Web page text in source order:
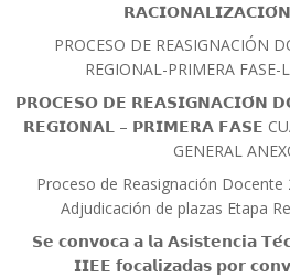
PROCESO DE REASIGNACIÓN
REGIONAL-PRIMERA FASE-
𝗣𝗥𝗢𝗖𝗘𝗦𝗢 𝗗𝗘 𝗥𝗘𝗔𝗦𝗜𝗚𝗡𝗔𝗖𝗜𝗢́𝗡
𝗥𝗘𝗚𝗜𝗢𝗡𝗔𝗟 – 𝗣𝗥𝗜𝗠𝗘𝗥𝗔 𝗙𝗔𝗦𝗘
GENERAL
Proceso de Reasignación
Adjudicación de plazas Etapa
𝗦𝗲 𝗰𝗼𝗻𝘃𝗼𝗰𝗮 𝗮 𝗹𝗮 𝗔𝘀𝗶𝘀𝘁𝗲𝗻𝗰𝗶𝗮
𝗜𝗜𝗘𝗘 𝗳𝗼𝗰𝗮𝗹𝗶𝘇𝗮𝗱𝗮𝘀 𝗽𝗼𝗿